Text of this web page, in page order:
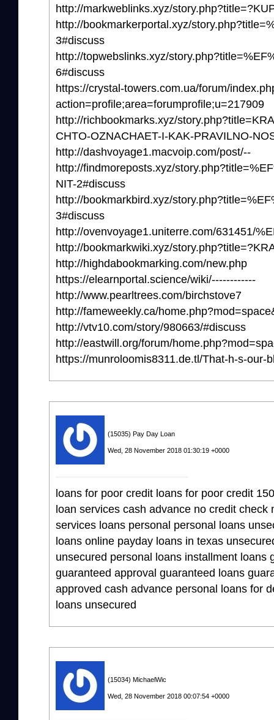
http://markweblinks.xyz/
http://bookmarkerportal.xyz/
3#discuss
http://topwebslinks.xyz/
6#discuss
https://crystal-towers.com.ua/forum/
action=profile;area=forumprofile;u=217909
http://richbookmarks.xyz/
CHTO-OZNACHAET-I-KAK-PRAVILNO-
http://dashvoyage1.macvoip.com/post/--
http://findmoreposts.xyz/
NIT-2#discuss
http://bookmarkbird.xyz/
3#discuss
http://ovenvoyage1.uniterre.com/631451/
http://bookmarkwiki.xyz/
http://highdabookmarking.com/new.php
https://elearnportal.science/wiki/------------
http://www.pearltrees.com/birchstove7
http://fameweekly.ca/
http://vtv10.com/story/980663/#discuss
http://eastwill.org/forum/
https://munroloomis8311.de.tl/That-h-s-our-
(15035) Pay Day Loan
Wed, 28 November 2018 01:30:19 +0000
loans for poor credit loans for poor credit
loan services cash advance no credit check
services loans personal personal loans
loans online payday loans in texas
unsecured personal loans installment loans
guaranteed approval guaranteed loans
approved cash advance personal loans for
loans unsecured
(15034) MichaelWic
Wed, 28 November 2018 00:07:54 +0000